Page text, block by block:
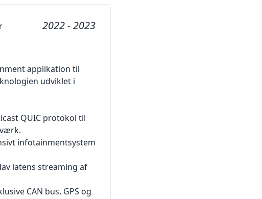
2022 - 2023
applikation til
udviklet i
QUIC protokol til
infotainmentsystem
latens streaming af
CAN bus, GPS og